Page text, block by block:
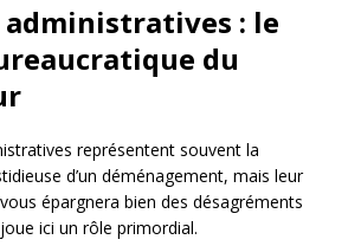
administratives : le
du
représentent souvent la
d’un déménagement, mais leur
épargnera bien des désagréments
ici un rôle primordial.